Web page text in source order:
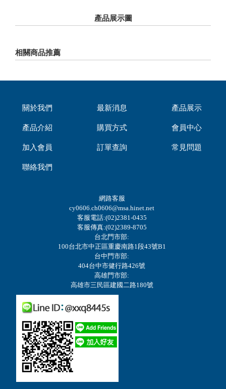
產品展示圖
相關商品推薦
關於我們 最新消息 產品展示
產品介紹 購買方式 會員中心
加入會員 訂單查詢 常見問題
聯絡我們
網路客服
cy0606.ch0606@msa.hinet.net
客服電話:(02)2381-0435
客服傳真:(02)2389-8705
台北門市部:
100台北市中正區重慶南路1段43號B1
台中門市部:
404台中市健行路426號
高雄門市部:
高雄市三民區建國二路180號